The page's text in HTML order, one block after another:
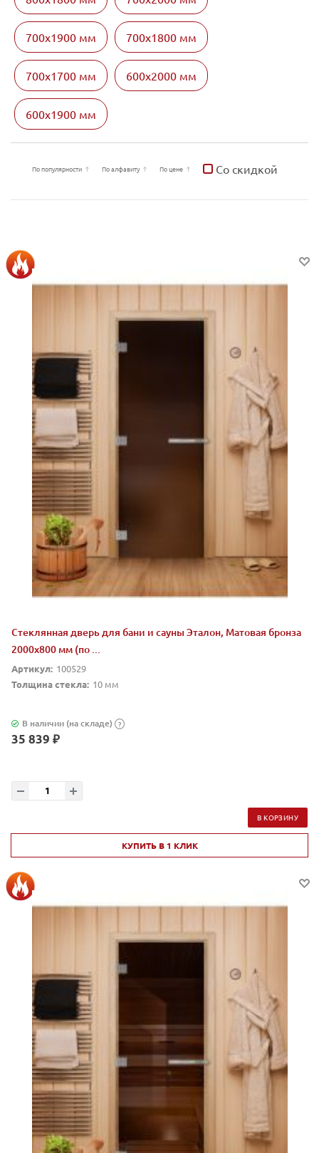
700х1900 мм 700х1800 мм
700х1700 мм 600х2000 мм
600х1900 мм
По популярности По алфавиту По цене Со скидкой
Стеклянная дверь для бани и сауны Эталон, Матовая бронза
2000х800 мм (по ...
Артикул: 100529
Толщина стекла: 10 мм
В наличии (на складе) ?
35 839 ₽
В КОРЗИНУ
КУПИТЬ В 1 КЛИК